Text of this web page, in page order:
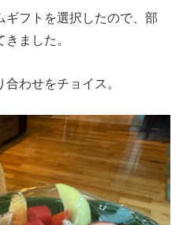
ギフトを選択したので、部
ました。
わせをチョイス。